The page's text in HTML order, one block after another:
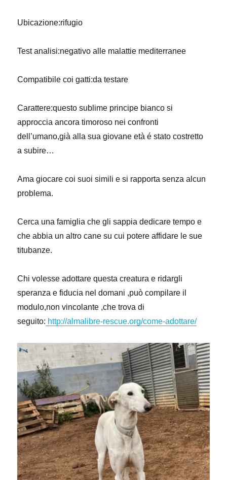
Ubicazione:rifugio
Test analisi:negativo alle malattie mediterranee
Compatibile coi gatti:da testare
Carattere:questo sublime principe bianco si
approccia ancora timoroso nei confronti
dell’umano,già alla sua giovane età é stato costretto
a subire…
Ama giocare coi suoi simili e si rapporta senza alcun
problema.
Cerca una famiglia che gli sappia dedicare tempo e
che abbia un altro cane su cui potere affidare le sue
titubanze.
Chi volesse adottare questa creatura e ridargli
speranza e fiducia nel domani ,può compilare il
modulo,non vincolante ,che trova di
seguito: http://almalibre-rescue.org/come-adottare/